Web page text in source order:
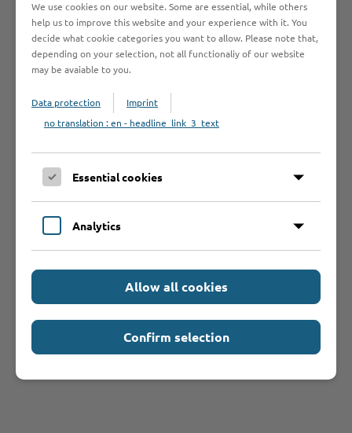
Anträge /
Formulare
noch wissen?
Weiterführende
Informationen
We use cookies on our website. Some are essential, while others
help us to improve this website and your experience with it. You
decide what cookie categories you want to allow. Please note that,
depending on your selection, not all functionaliy of our website
may be avaiable to you.
Data protection
Imprint
no translation : en - headline_link_3_text
Essential cookies
Analytics
Allow all cookies
Confirm selection